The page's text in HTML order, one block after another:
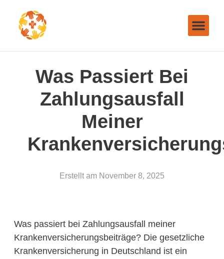
Was Passiert Bei
Zahlungsausfall
Meiner
Erstellt am November 8, 2025
Was passiert bei Zahlungsausfall meiner
Krankenversicherungsbeiträge? Die gesetzliche
Krankenversicherung in Deutschland ist ein